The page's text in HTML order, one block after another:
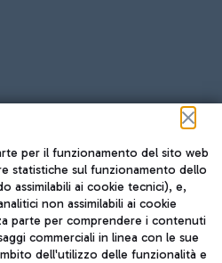
JOURNAL
per il funzionamento del sito web
statistiche sul funzionamento dello
assimilabili ai cookie tecnici), e,
non assimilabili ai cookie
parte per comprendere i contenuti
commerciali in linea con le sue
dell'utilizzo delle funzionalità e